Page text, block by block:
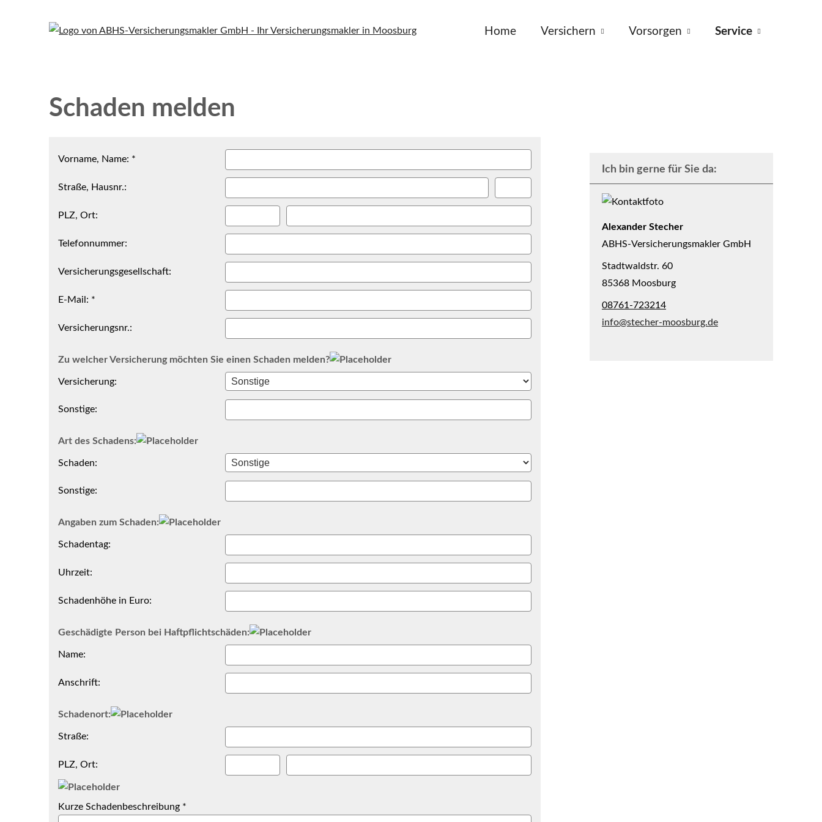
Home Versichern Vorsorgen Service
Ich bin gerne für Sie da:
Alexander Stecher
ABHS-Ver­sicherungs­makler GmbH
Stadtwaldstr. 60
85368 Moosburg
08761-723214
info@stecher-moosburg.de
Schaden melden
Vorname, Name: *
Straße, Hausnr.:
PLZ, Ort:
Telefonnummer:
Versicherungsgesellschaft:
E-Mail: *
Versicherungsnr.:
Zu welcher Versicherung möchten Sie einen Schaden melden?
Versicherung:
Sonstige:
Art des Schadens:
Schaden:
Sonstige:
Angaben zum Schaden:
Schadentag:
Uhrzeit:
Schadenhöhe in Euro:
Geschädigte Person bei Haft­pflichtschäden:
Name:
Anschrift:
Schadenort:
Straße:
PLZ, Ort:
Kurze Schadenbeschreibung *